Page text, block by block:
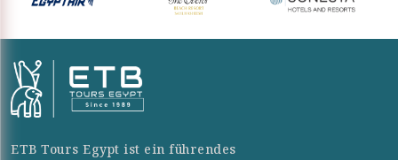
ETB Tours Egypt ist ein führendes